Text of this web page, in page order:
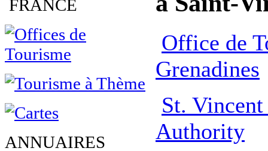
FRANCE
ANNUAIRES
Office de
Grenadines
St.
Authority